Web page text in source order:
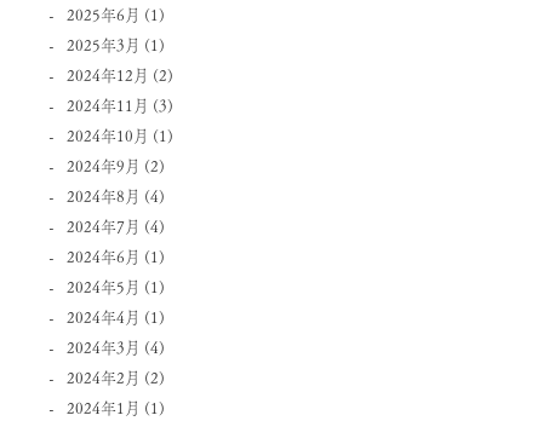
2025年6月 (1)
2025年3月 (1)
2024年12月 (2)
2024年11月 (3)
2024年10月 (1)
2024年9月 (2)
2024年8月 (4)
2024年7月 (4)
2024年6月 (1)
2024年5月 (1)
2024年4月 (1)
2024年3月 (4)
2024年2月 (2)
2024年1月 (1)